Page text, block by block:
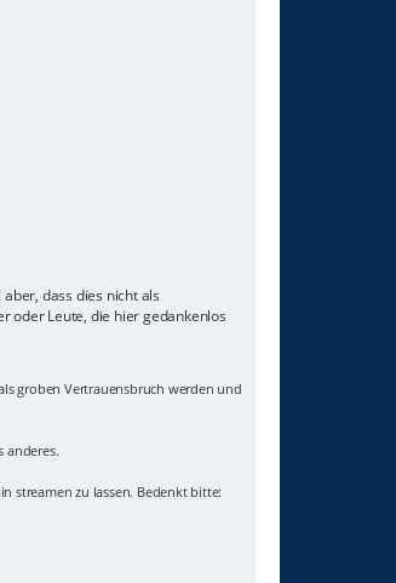
dass dies nicht als
oder Leute, die hier gedankenlos
groben Vertrauensbruch werden und
anderes.
streamen zu lassen. Bedenkt bitte: